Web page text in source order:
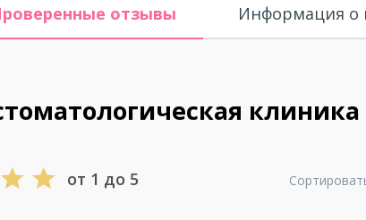
отзывы Информация о
клиника
от 1 до 5